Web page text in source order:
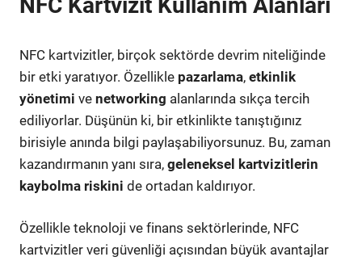
NFC kartvizitler, birçok sektörde devrim niteliğinde
bir etki yaratıyor. Özellikle pazarlama, etkinlik
yönetimi ve networking alanlarında sıkça tercih
ediliyorlar. Düşünün ki, bir etkinlikte tanıştığınız
birisiyle anında bilgi paylaşabiliyorsunuz. Bu, zaman
kazandırmanın yanı sıra, geleneksel kartvizitlerin
kaybolma riskini de ortadan kaldırıyor.
Özellikle teknoloji ve finans sektörlerinde, NFC
kartvizitler veri güvenliği açısından büyük avantajlar